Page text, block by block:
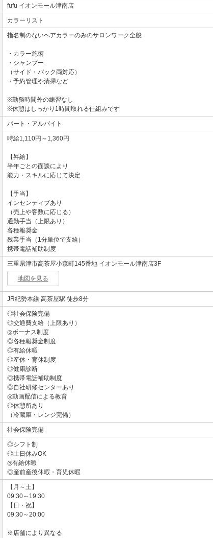
fufu イオンモール津南店
カラーリスト
指名制のないヘアカラーのみのサロンワーク全般
・カラー施術
・シャンプー
（サイド・バック両対応）
・予約管理や清掃など
※勤務時間外の練習なし
※休憩はしっかり1時間取れる仕組みです
パート・アルバイト
時給1,110円～1,360円
【昇給】
半年ごとの面談により
能力・スキルに応じて決定
【手当】
インセンティブあり
（売上や客数に応じる）
通勤手当（上限あり）
各種報奨金
残業手当（1分単位で支給）
携帯電話補助制度
三重県津市高茶屋小森町145番地 イオンモール津南店3F
地図を見る
JR紀勢本線 高茶屋駅 徒歩8分
◎社会保険完備
◎交通費支給（上限あり）
◎ボーナス制度
◎各種報奨金制度
◎有給休暇
◎産休・育休制度
◎健康診断
◎携帯電話補助制度
◎自社研修センターあり
◎動画配信による教育
◎休憩所あり
（冷蔵庫・レンジ完備）
社会保険完備
◎シフト制
◎土日休みOK
◎有給休暇
◎産前産後休暇・育児休暇
【月～土】
09:30～19:30
【日・祝】
09:30～20:00
※店舗により異なる